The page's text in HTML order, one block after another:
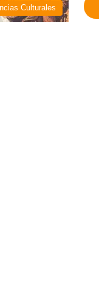
Culturales